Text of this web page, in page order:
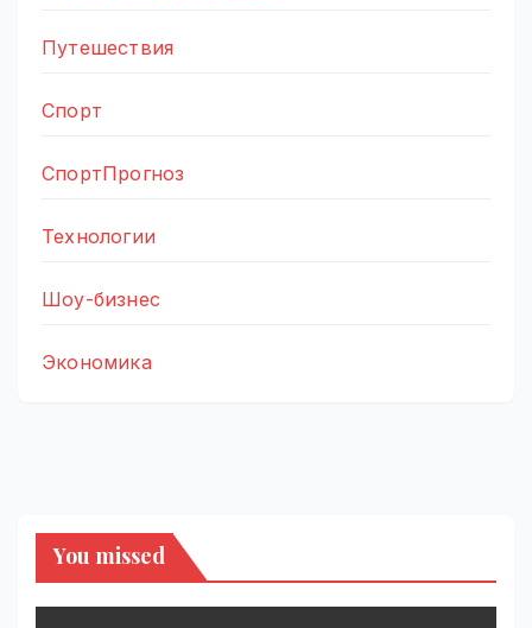
Путешествия
Спорт
СпортПрогноз
Технологии
Шоу-бизнес
Экономика
You missed